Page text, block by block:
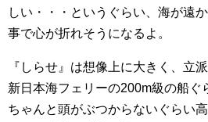
しい・・・というぐらい、海が遠
事で心が折れそうになるよ。
『しらせ』は想像上に大きく、立
新日本海フェリーの200m級の船ぐ
ちゃんと頭がぶつからないぐらい高